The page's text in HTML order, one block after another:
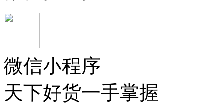
微信小程序
天下好货一手掌握